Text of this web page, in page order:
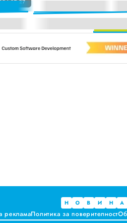
годността на храните
за ръководители на болници и общински
| 17:27
Н О В И Н А
рекламаПолитика за поверителност